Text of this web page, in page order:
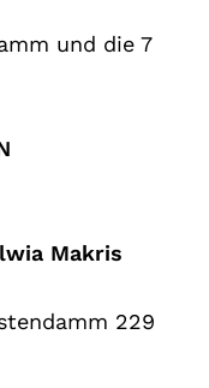
und die 7
Makris
229